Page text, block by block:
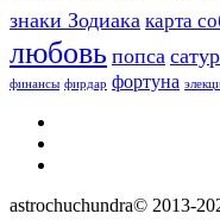
знаки Зодиака карта
любовь попса
финансы фирдар фортуна
astrochuchundra© 2013-